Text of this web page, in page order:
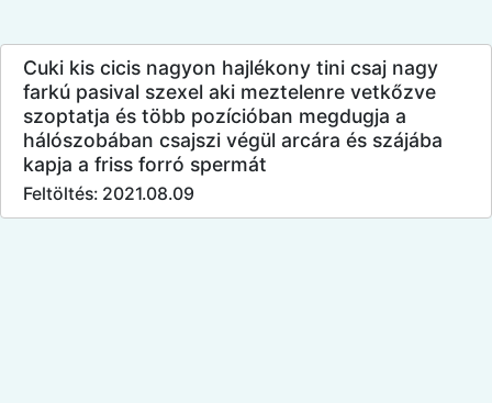
Cuki kis cicis nagyon hajlékony tini csaj nagy
farkú pasival szexel aki meztelenre vetkőzve
szoptatja és több pozícióban megdugja a
hálószobában csajszi végül arcára és szájába
kapja a friss forró spermát
Feltöltés: 2021.08.09